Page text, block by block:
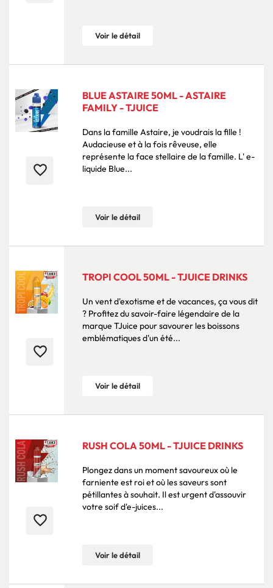
Voir le détail
favorite_border
BLUE ASTAIRE 50ML - ASTAIRE
FAMILY - TJUICE
Dans la famille Astaire, je voudrais la fille !
Audacieuse et à la fois rêveuse, elle
représente la face stellaire de la famille. L' e-
liquide Blue...
Voir le détail
favorite_border
TROPI COOL 50ML - TJUICE DRINKS
Un vent d'exotisme et de vacances, ça vous dit
? Profitez du savoir-faire légendaire de la
marque TJuice pour savourer les boissons
emblématiques d'un été...
Voir le détail
favorite_border
RUSH COLA 50ML - TJUICE DRINKS
Plongez dans un moment savoureux où le
farniente est roi et où les saveurs sont
pétillantes à souhait. Il est urgent d'assouvir
votre soif d'e-juices...
Voir le détail